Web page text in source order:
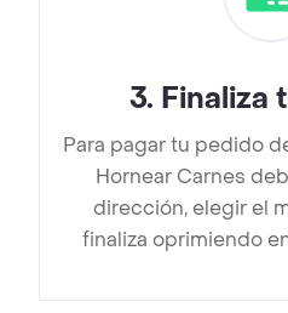
3. Finaliza
Para pagar tu pedido
Hornear Carnes
dirección, elegir el
finaliza oprimiendo